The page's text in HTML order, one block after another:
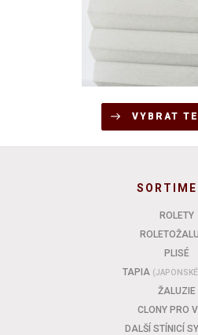
VYBRAT
ROLETY
PLISÉ
TAPIA
ŽALUZIE
CLONY PRO
DALŠÍ STÍNICÍ